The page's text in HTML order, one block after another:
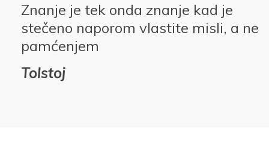
Znanje je tek onda znanje kad je
stečeno naporom vlastite misli, a ne
pamćenjem
Tolstoj